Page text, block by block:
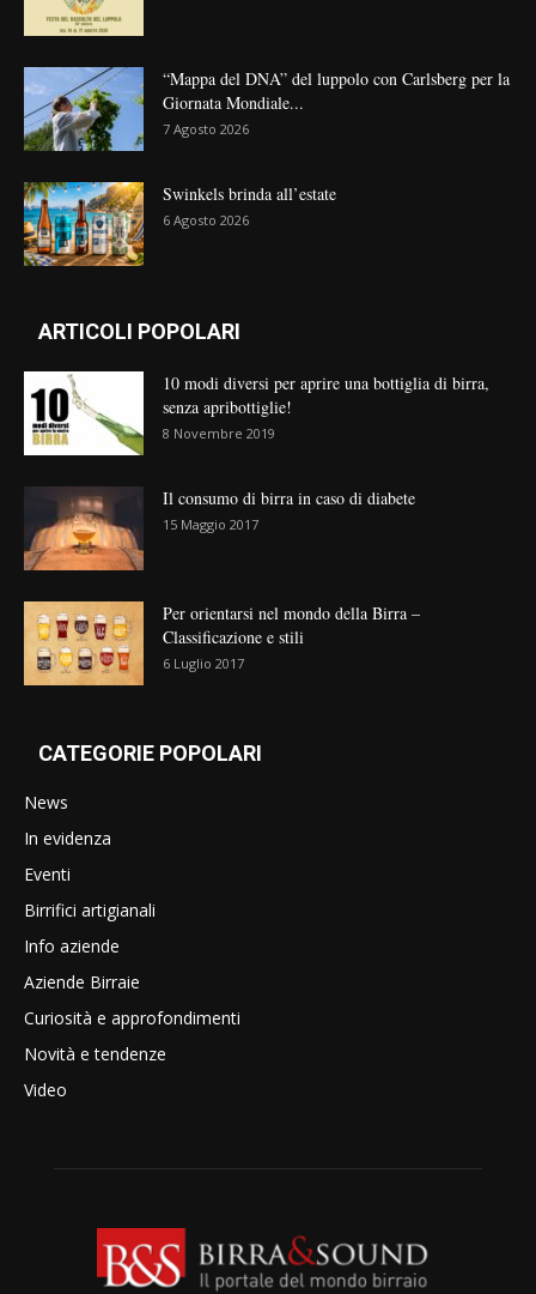
“Mappa del DNA” del luppolo con Carlsberg per la
Giornata Mondiale...
7 Agosto 2026
Swinkels brinda all’estate
6 Agosto 2026
ARTICOLI POPOLARI
10 modi diversi per aprire una bottiglia di birra,
senza apribottiglie!
8 Novembre 2019
Il consumo di birra in caso di diabete
15 Maggio 2017
Per orientarsi nel mondo della Birra –
Classificazione e stili
6 Luglio 2017
CATEGORIE POPOLARI
News
In evidenza
Eventi
Birrifici artigianali
Info aziende
Aziende Birraie
Curiosità e approfondimenti
Novità e tendenze
Video